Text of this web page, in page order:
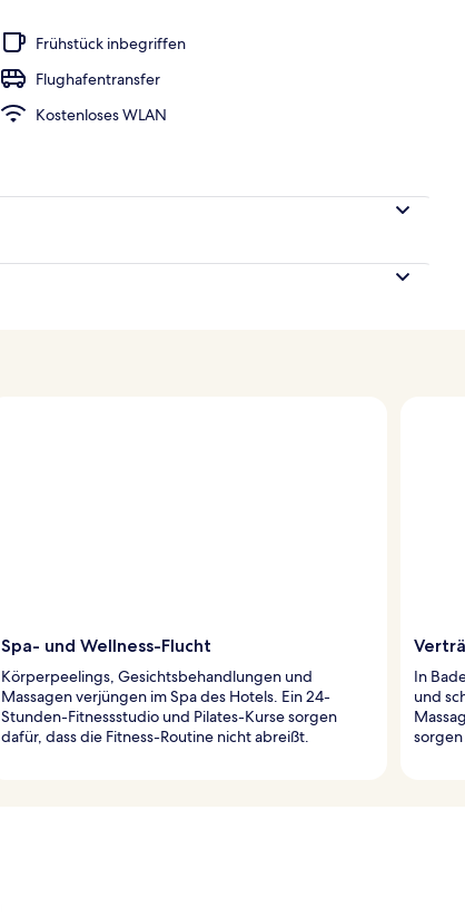
Frühstück inbegriffen
Flughafentransfer
Kostenloses WLAN
Spa- und Wellness-Flucht
Körperpeelings, Gesichtsbehandlungen und
Massagen verjüngen im Spa des Hotels. Ein 24-
Stunden-Fitnessstudio und Pilates-Kurse sorgen
dafür, dass die Fitness-Routine nicht abreißt.
In
und
sorgen